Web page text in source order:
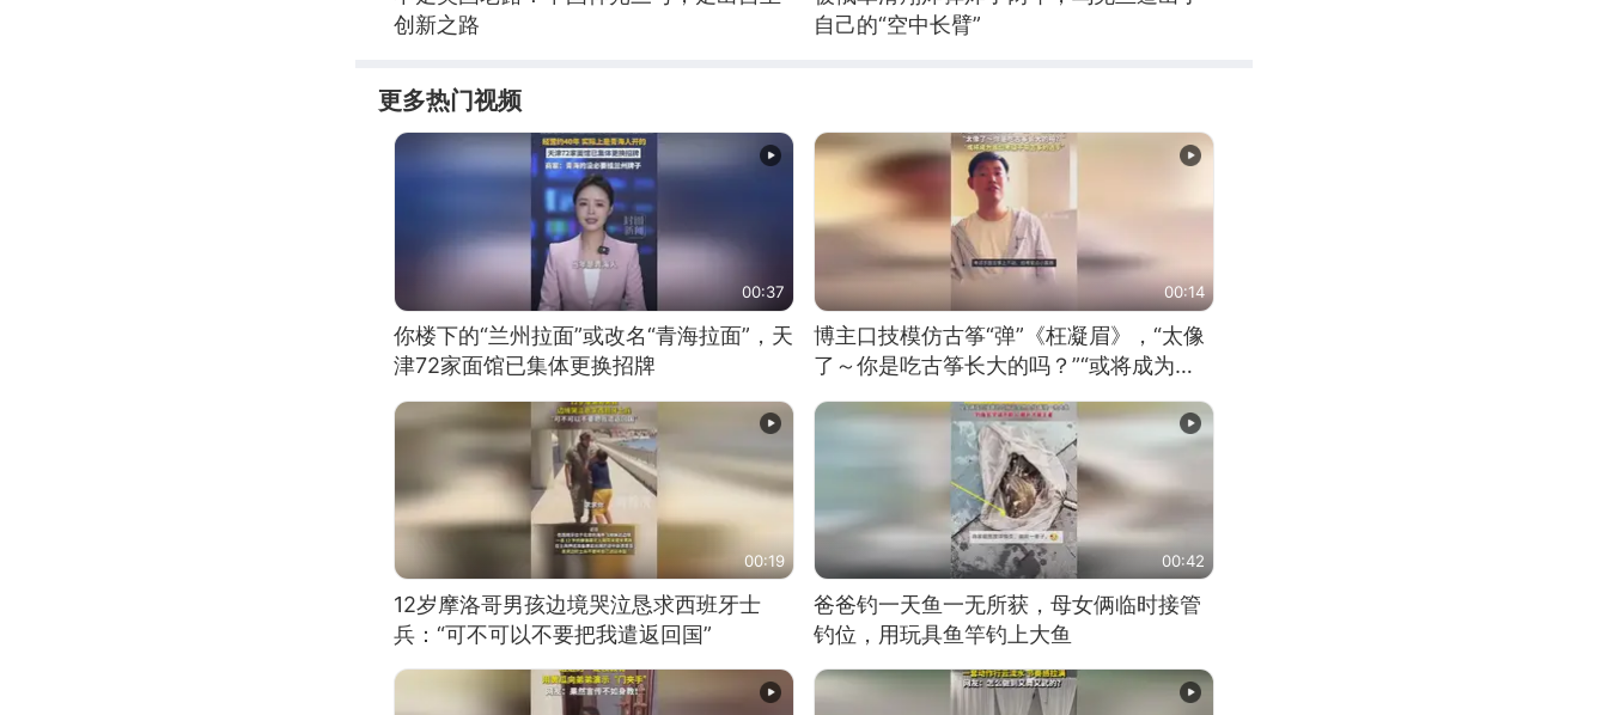
创新之路
自己的“空中长臂”
更多热门视频
00:37
你楼下的“兰州拉面”或改名“青海拉面”，天
津72家面馆已集体更换招牌
00:14
博主口技模仿古筝“弹”《枉凝眉》，“太像
了～你是吃古筝长大的吗？”“或将成为首
日电讯）
00:19
12岁摩洛哥男孩边境哭泣恳求西班牙士
兵：“可不可以不要把我遣返回国”
00:42
爸爸钓一天鱼一无所获，母女俩临时接管
钓位，用玩具鱼竿钓上大鱼